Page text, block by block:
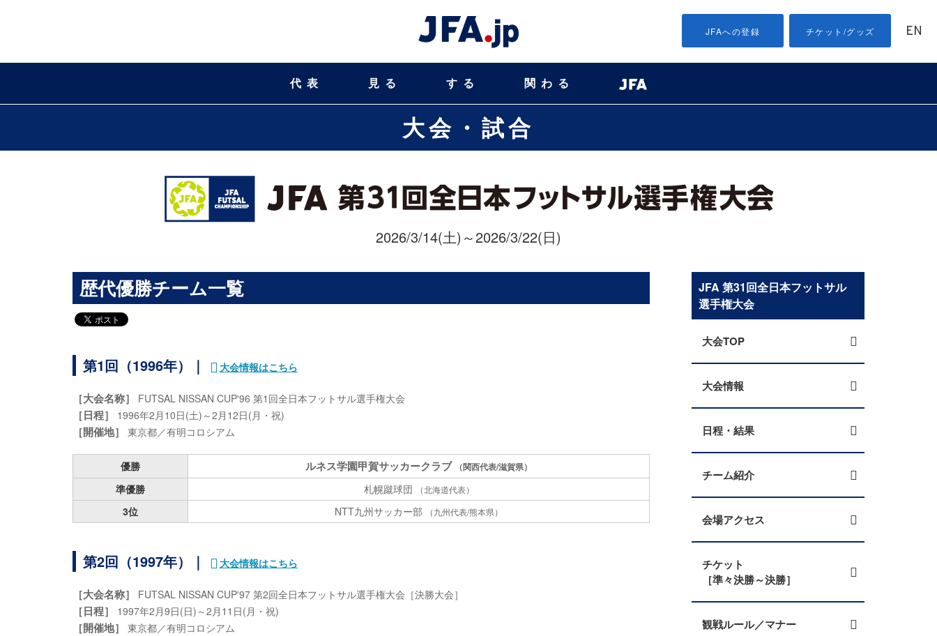
JFAへの登録 チケット/グッズ EN
代表 見る する 関わる
大会・試合
2026/3/14(土)～2026/3/22(日)
歴代優勝チーム一覧
第1回（1996年）｜ 大会情報はこちら
［大会名称］ FUTSAL NISSAN CUP'96 第1回全日本フットサル選手権大会
［日程］ 1996年2月10日(土)～2月12日(月・祝)
［開催地］ 東京都／有明コロシアム
優勝 ルネス学園甲賀サッカークラブ （関西代表/滋賀県）
準優勝 札幌蹴球団 （北海道代表）
3位 NTT九州サッカー部 （九州代表/熊本県）
第2回（1997年）｜ 大会情報はこちら
［大会名称］ FUTSAL NISSAN CUP'97 第2回全日本フットサル選手権大会［決勝大会］
［日程］ 1997年2月9日(日)～2月11日(月・祝)
［開催地］ 東京都／有明コロシアム
JFA 第31回全日本フットサル
選手権大会
大会TOP
大会情報
日程・結果
チーム紹介
会場アクセス
チケット
［準々決勝～決勝］
観戦ルール／マナー